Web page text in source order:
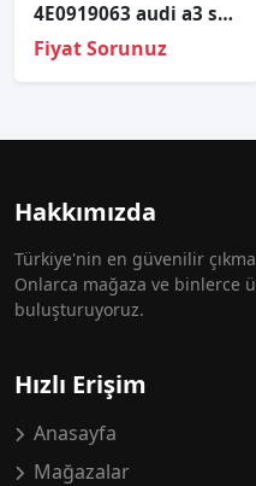
4E0919063 audi a3 sportback sol ön kapı iç açma kolu lambası
Fiyat Sorunuz
Hakkımızda
Türkiye'nin en güvenilir
Onlarca mağaza ve binlerce
buluşturuyoruz.
Hızlı Erişim
Anasayfa
Mağazalar